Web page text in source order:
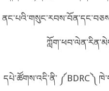
དཔེ་ཚོགས་འདི་ནི་ ༼BDRC༽